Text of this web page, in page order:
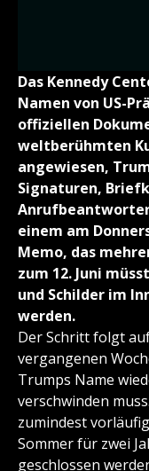
Das Kennedy
Namen von US-
offiziellen
weltberühmten
angewiesen,
Signaturen,
einem am
Memo, das
zum 12. Juni
und Schilder im
werden.
Der Schritt folgt
vergangenen
Trumps Name
verschwinden
zumindest
Sommer für zwei
geschlossen